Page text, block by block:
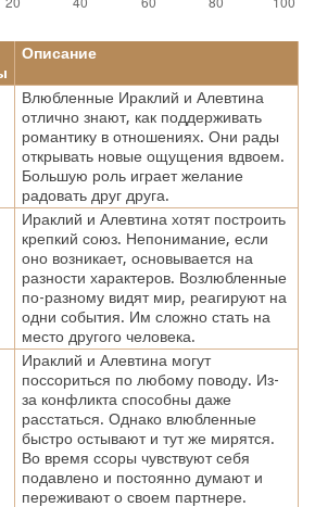
Описание
Влюбленные Ираклий и Алевтина
отлично знают, как поддерживать
романтику в отношениях. Они рады
открывать новые ощущения вдвоем.
Большую роль играет желание
радовать друг друга.
Ираклий и Алевтина хотят построить
крепкий союз. Непонимание, если
оно возникает, основывается на
разности характеров. Возлюбленные
по-разному видят мир, реагируют на
одни события. Им сложно стать на
место другого человека.
Ираклий и Алевтина могут
поссориться по любому поводу. Из-
за конфликта способны даже
расстаться. Однако влюбленные
быстро остывают и тут же мирятся.
Во время ссоры чувствуют себя
подавлено и постоянно думают и
переживают о своем партнере.